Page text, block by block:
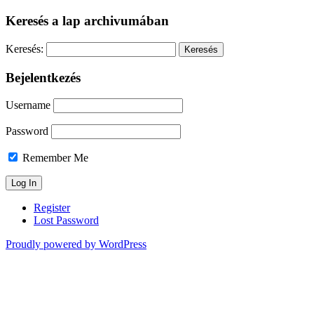
Keresés a lap archivumában
Keresés:
Bejelentkezés
Username
Password
Remember Me
Register
Lost Password
Proudly powered by WordPress